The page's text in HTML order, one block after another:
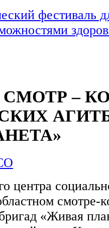
фестиваль
–
центра
смотре-
«Живая